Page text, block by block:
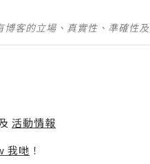
客的立場、真實性、準確性
活動情報
我哋 ！